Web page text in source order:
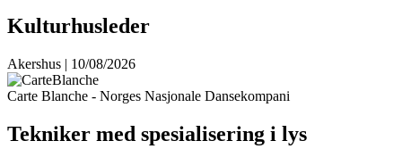
Kulturhusleder
Akershus | 10/08/2026
Carte Blanche - Norges Nasjonale Dansekompani
Tekniker med spesialisering i lys